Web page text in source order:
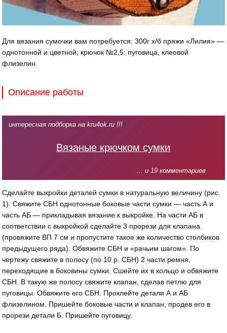
Для вязания сумочки вам потребуется: 300г х/б пряжи «Лилия» —
однотонной и цветной; крючок №2,5: пуговица, клеевой
флизелин.
Описание работы
интересная подборка на kru4ok.ru !!!
Вязаные крючком сумки
... и 19 комментариев
Сделайте выкройки деталей сумки в натуральную ве­личину (рис.
1). Свяжите СБН однотонные боковые части сумки — часть А и
часть АБ — прикладывая вязание к выкройке. На части АБ в
соответствии с выкройкой сделайте 3 прорези для клапана
(провяжите ВП 7 см и пропустите такое же количе­ство столбиков
предыдущего ряда). Обвя­жите СБН и «рачьим шагом». По
чертежу свяжите в полосу (по 10 р. СБН) 2 части ремня,
переходящие в боковины сумки. Сшейте их в кольцо и обвяжите
СБН. В такую же полосу свяжите клапан, сделав петлю для
пуговицы. Обвяжите его СБН. Проклейте детали А и АБ
флизелином. При­шейте боковые части и клапан, продев его в
прорези детали Б. Пришейте пуговицу.